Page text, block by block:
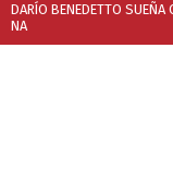
DARÍO BENEDETTO SUEÑA
NA